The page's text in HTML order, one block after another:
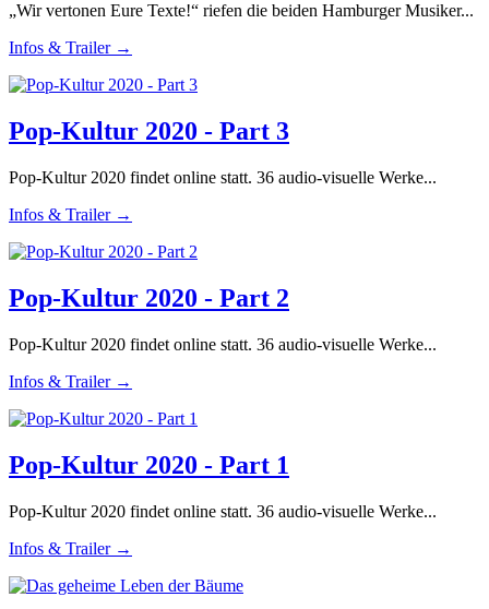
„Wir vertonen Eure Texte!“ riefen die beiden Hamburger Musiker...
Infos & Trailer →
Pop-Kultur 2020 - Part 3
Pop-Kultur 2020 findet online statt. 36 audio-visuelle Werke...
Infos & Trailer →
Pop-Kultur 2020 - Part 2
Pop-Kultur 2020 findet online statt. 36 audio-visuelle Werke...
Infos & Trailer →
Pop-Kultur 2020 - Part 1
Pop-Kultur 2020 findet online statt. 36 audio-visuelle Werke...
Infos & Trailer →